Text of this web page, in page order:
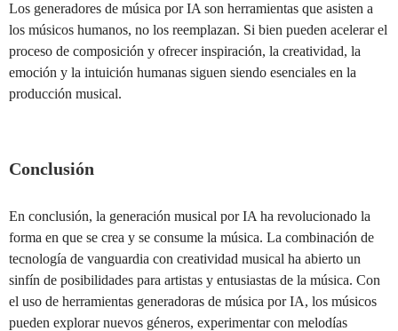
Los generadores de música por IA son herramientas que asisten a
los músicos humanos, no los reemplazan. Si bien pueden acelerar el
proceso de composición y ofrecer inspiración, la creatividad, la
emoción y la intuición humanas siguen siendo esenciales en la
producción musical.
Conclusión
En conclusión, la generación musical por IA ha revolucionado la
forma en que se crea y se consume la música. La combinación de
tecnología de vanguardia con creatividad musical ha abierto un
sinfín de posibilidades para artistas y entusiastas de la música. Con
el uso de herramientas generadoras de música por IA, los músicos
pueden explorar nuevos géneros, experimentar con melodías